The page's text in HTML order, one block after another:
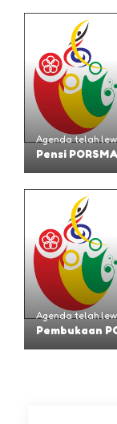
Agenda telah
Pensi
Agenda telah
Pembukaan